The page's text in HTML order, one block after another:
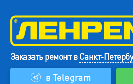
Заказать ремонт вСанкт-
в Telegram